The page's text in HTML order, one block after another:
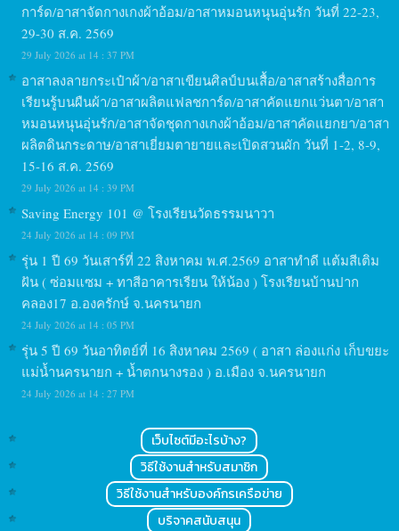
การ์ด/อาสาจัดกางเกงผ้าอ้อม/อาสาหมอนหนุนอุ่นรัก วันที่ 22-23,
29-30 ส.ค. 2569
29 July 2026 at 14 : 37 PM
อาสาลงลายกระเป๋าผ้า/อาสาเขียนศิลป์บนเสื้อ/อาสาสร้างสื่อการ
เรียนรู้บนผืนผ้า/อาสาผลิตแฟลชการ์ด/อาสาคัดแยกแว่นตา/อาสา
หมอนหนุนอุ่นรัก/อาสาจัดชุดกางเกงผ้าอ้อม/อาสาคัดแยกยา/อาสา
ผลิตดินกระดาษ/อาสาเยี่ยมตายายและเปิดสวนผัก วันที่ 1-2, 8-9,
15-16 ส.ค. 2569
29 July 2026 at 14 : 39 PM
Saving Energy 101 @ โรงเรียนวัดธรรมนาวา
24 July 2026 at 14 : 09 PM
รุ่น 1 ปี 69 วันเสาร์ที่ 22 สิงหาคม พ.ศ.2569 อาสาทำดี แต้มสีเติม
ฝัน ( ซ่อมแซม + ทาสีอาคารเรียน ให้น้อง ) โรงเรียนบ้านปาก
คลอง17 อ.องครักษ์ จ.นครนายก
24 July 2026 at 14 : 05 PM
รุ่น 5 ปี 69 วันอาทิตย์ที่ 16 สิงหาคม 2569 ( อาสา ล่องแก่ง เก็บขยะ
แม่น้ำนครนายก + น้ำตกนางรอง ) อ.เมือง จ.นครนายก
24 July 2026 at 14 : 27 PM
เว็บไซต์มีอะไรบ้าง?
วิธีใช้งานสำหรับสมาชิก
วิธีใช้งานสำหรับองค์กรเครือข่าย
บริจาคสนับสนุน